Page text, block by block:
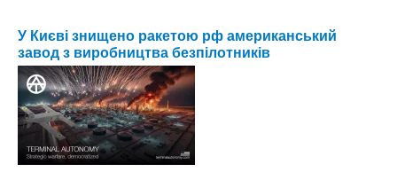
У Києві знищено ракетою рф американський
завод з виробництва безпілотників